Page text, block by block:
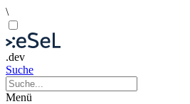
\
.dev
Suche
Menü